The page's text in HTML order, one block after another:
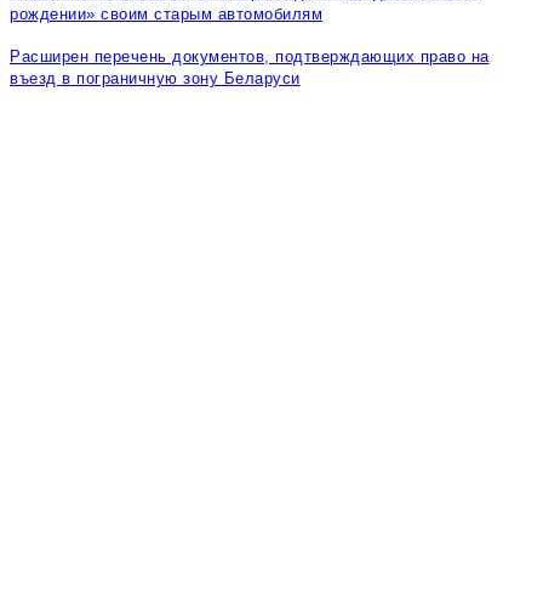
рождении» своим старым автомобилям
Расширен перечень документов, подтверждающих право на
въезд в пограничную зону Беларуси